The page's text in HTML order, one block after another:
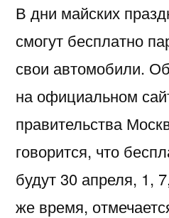
В дни майских
смогут бесплатно
свои автомобили.
на официальном
правительства
говорится, что
будут 30 апреля, 1,
же время,